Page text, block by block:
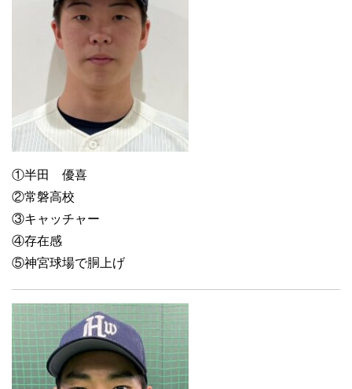
①半田 優喜
②常磐高校
③キャッチャー
④存在感
⑤神宮球場で胴上げ